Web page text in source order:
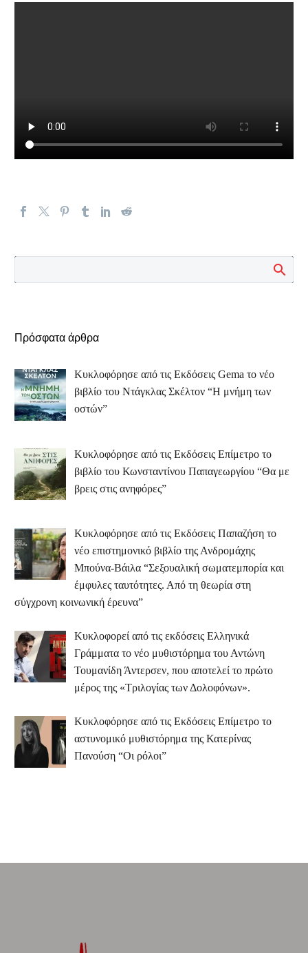
Πρόσφατα άρθρα
Κυκλοφόρησε από τις Εκδόσεις Gema το νέο
βιβλίο του Ντάγκλας Σκέλτον “Η μνήμη των
οστών”
Κυκλοφόρησε από τις Εκδόσεις Επίμετρο το
βιβλίο του Κωνσταντίνου Παπαγεωργίου “Θα με
βρεις στις ανηφόρες”
Κυκλοφόρησε από τις Εκδόσεις Παπαζήση το
νέο επιστημονικό βιβλίο της Ανδρομάχης
Μπούνα-Βάιλα “Σεξουαλική σωματεμπορία και
έμφυλες ταυτότητες. Από τη θεωρία στη
σύγχρονη κοινωνική έρευνα”
Κυκλοφορεί από τις εκδόσεις Ελληνικά
Γράμματα το νέο μυθιστόρημα του Αντώνη
Τουμανίδη Άντερσεν, που αποτελεί το πρώτο
μέρος της «Τριλογίας των Δολοφόνων».
Κυκλοφόρησε από τις Εκδόσεις Επίμετρο το
αστυνομικό μυθιστόρημα της Κατερίνας
Πανούση “Οι ρόλοι”